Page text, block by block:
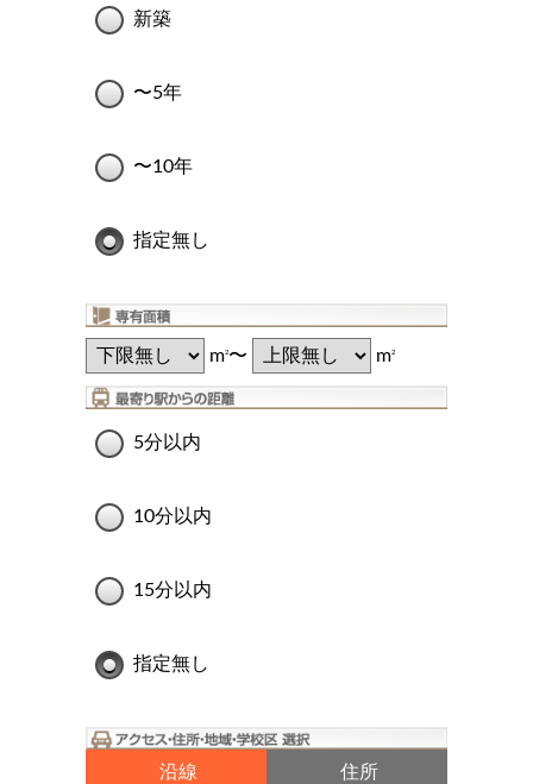
新築
〜5年
〜10年
指定無し
m2〜 m2
5分以内
10分以内
15分以内
指定無し
沿線 住所